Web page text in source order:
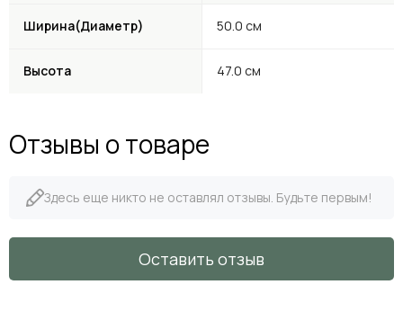
Ширина(Диаметр) 50.0 см
Высота 47.0 см
Отзывы о товаре
Здесь еще никто не оставлял отзывы. Будьте первым!
Оставить отзыв